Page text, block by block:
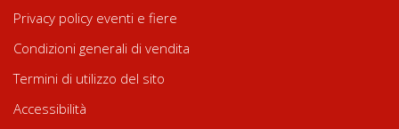
Privacy policy eventi e fiere
Condizioni generali di vendita
Termini di utilizzo del sito
Accessibilità